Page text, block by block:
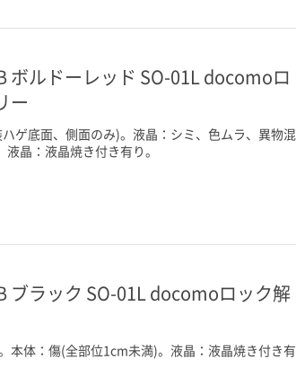
ボルドーレッド SO-01L docomoロ
ー
ゲ底面、側面のみ)。液晶：シミ、色ムラ、異物混
液晶：液晶焼き付き有り。
ブラック SO-01L docomoロック解
本体：傷(全部位1cm未満)。液晶：液晶焼き付き有